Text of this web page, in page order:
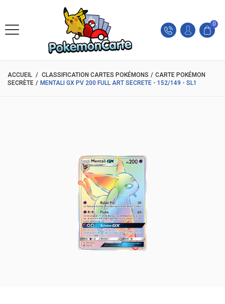
0
ACCUEIL / CLASSIFICATION CARTES POKÉMONS / CARTE POKÉMON
SECRÈTE / MENTALI GX PV 200 FULL ART SECRETE - 152/149 - SL1